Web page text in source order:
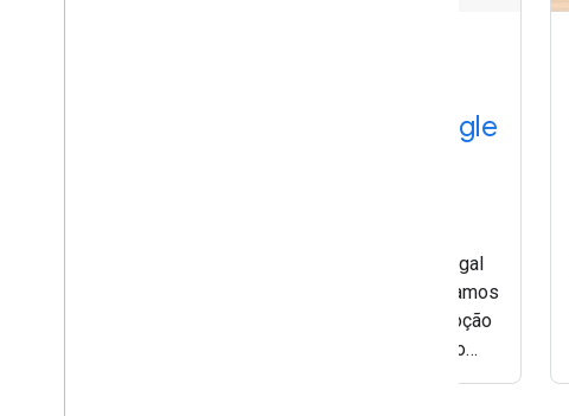
conteúdo em produtos do Google
Saiba como remover conteúdo potencialmente ilegal
ou não autorizado do Google. Neste vídeo, mostramos
o processo e as ferramentas para solicitar a remoção
de conteúdo da Pesquisa e de outros produtos do